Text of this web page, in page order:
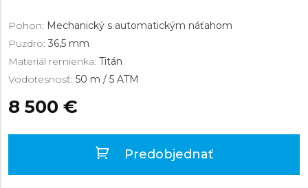
Pohon: Mechanický s automatickým náťahom
Puzdro: 36,5 mm
Materiál remienka: Titán
Vodotesnosť: 50 m / 5 ATM
8 500 €
Predobjednať